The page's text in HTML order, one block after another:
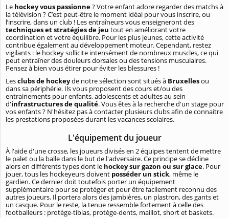
Le hockey vous passionne? Votre enfant adore regarder des matchs à
la télévision ? C’est peut-être le moment idéal pour vous inscrire, ou
l’inscrire, dans un club ! Les entraîneurs vous enseigneront des
techniques et stratégies de jeu tout en améliorant votre
coordination et votre équilibre. Pour les plus jeunes, cette activité
contribue également au développement moteur. Cependant, restez
vigilants : le hockey sollicite intensément de nombreux muscles, ce qui
peut entraîner des douleurs dorsales ou des tensions musculaires.
Pensez à bien vous étirer pour éviter les blessures !
Lesclubs de hockeyde notre sélection sont situés à Bruxellesou
dans sa périphérie. Ils vous proposent des cours et/ou des
entrainements pour enfants, adolescents et adultes au sein
d'infrastructures de qualité. Vous êtes à la recherche d'un stage pour
vos enfants ? N'hésitez pas à contacter plusieurs clubs afin de connaitre
les prestations proposées durant les vacances scolaires.
L'équipement du joueur
À l'aide d'une crosse, les joueurs divisés en 2 équipes tentent de mettre
le palet ou la balle dans le but de l'adversaire. Ce principe se décline
alors en différents types dont le hockey sur gazon ou sur glace. Pour
jouer, tous les hockeyeurs doivent posséder un stick, même le
gardien. Ce dernier doit toutefois porter un équipement
supplémentaire pour se protéger et pour être facilement reconnu des
autres joueurs. Il portera alors des jambières, un plastron, des gants et
un casque. Pour le reste, la tenue ressemble fortement à celle des
footballeurs : protège-tibias, protège-dents, maillot, short et baskets.